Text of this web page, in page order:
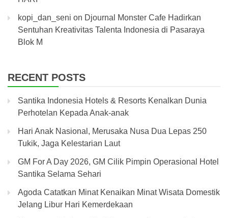
kopi_dan_seni on Djournal Monster Cafe Hadirkan
Sentuhan Kreativitas Talenta Indonesia di Pasaraya
Blok M
RECENT POSTS
Santika Indonesia Hotels & Resorts Kenalkan Dunia
Perhotelan Kepada Anak-anak
Hari Anak Nasional, Merusaka Nusa Dua Lepas 250
Tukik, Jaga Kelestarian Laut
GM For A Day 2026, GM Cilik Pimpin Operasional Hotel
Santika Selama Sehari
Agoda Catatkan Minat Kenaikan Minat Wisata Domestik
Jelang Libur Hari Kemerdekaan